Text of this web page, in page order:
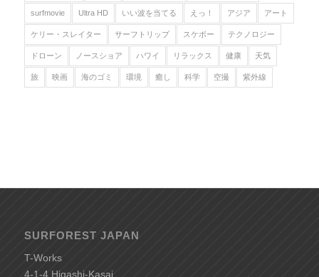
surfmovie Ultra HD いい波を当てる えっ！ アジア アート
ケリー・スレイター サーフトリップ スケボー テクノロジー
ドローン ノースショア ハワイ リラックス 健康 天気
旅 映画 海のゴミ 環境 癒し 科学 空撮 紫外線
SURFOREST JAPAN
T-Works
4-1-4 Higashi-Kasai